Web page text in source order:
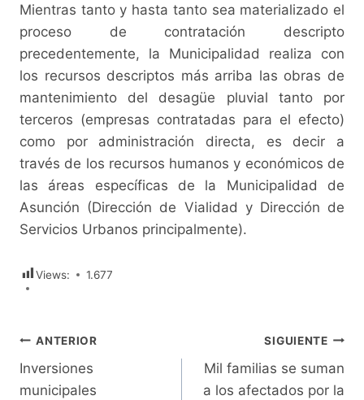
Mientras tanto y hasta tanto sea materializado el
proceso de contratación descripto
precedentemente, la Municipalidad realiza con
los recursos descriptos más arriba las obras de
mantenimiento del desagüe pluvial tanto por
terceros (empresas contratadas para el efecto)
como por administración directa, es decir a
través de los recursos humanos y económicos de
las áreas específicas de la Municipalidad de
Asunción (Dirección de Vialidad y Dirección de
Servicios Urbanos principalmente).
Views: 1.677
Navegación
de
ANTERIOR
Inversiones
municipales
SIGUIENTE
Mil familias se suman
a los afectados por la